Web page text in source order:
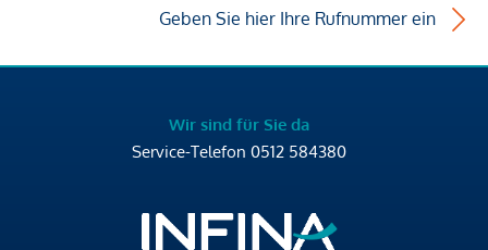
Geben Sie hier Ihre Rufnummer ein
Wir sind für Sie da
Service-Telefon 0512 584380